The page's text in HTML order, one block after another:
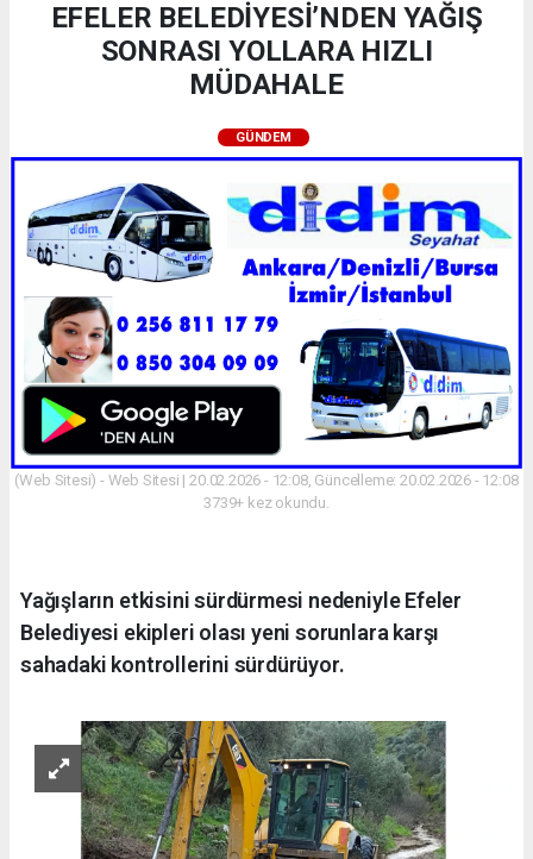
EFELER BELEDİYESİ’NDEN YAĞIŞ
SONRASI YOLLARA HIZLI
MÜDAHALE
GÜNDEM
(Web Sitesi) - Web Sitesi | 20.02.2026 - 12:08, Güncelleme: 20.02.2026 - 12:08
3739+ kez okundu.
Yağışların etkisini sürdürmesi nedeniyle Efeler
Belediyesi ekipleri olası yeni sorunlara karşı
sahadaki kontrollerini sürdürüyor.